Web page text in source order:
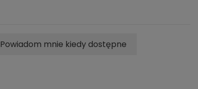
Powiadom mnie kiedy dostępne